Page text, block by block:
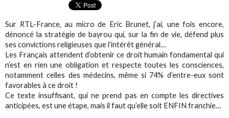
Sur RTL-France, au micro de Eric Brunet, j’ai, une fois encore,
dénoncé la stratégie de bayrou qui, sur la fin de vie, défend plus
ses convictions religieuses que l’intérêt général…
Les Français attendent d’obtenir ce droit humain fondamental qui
n’est en rien une obligation et respecte toutes les consciences,
notamment celles des médecins, même si 74% d’entre-eux sont
favorables à ce droit !
Ce texte insuffisant, qui ne prend pas en compte les directives
anticipées, est une étape, mais il faut qu’elle soit ENFIN franchie…